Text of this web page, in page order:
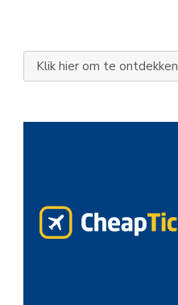
Klik hier om te ontdekken